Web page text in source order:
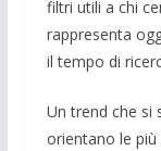
filtri utili a chi
rappresenta
il tempo di
Un trend che si
orientano le